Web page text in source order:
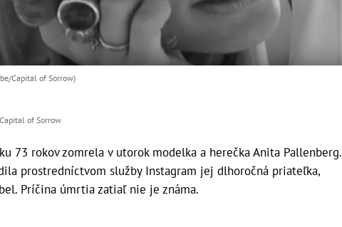
Capital of Sorrow)
of Sorrow
73 rokov zomrela v utorok modelka a herečka Anita Pallenberg.
prostredníctvom služby Instagram jej dlhoročná priateľka,
Príčina úmrtia zatiaľ nie je známa.